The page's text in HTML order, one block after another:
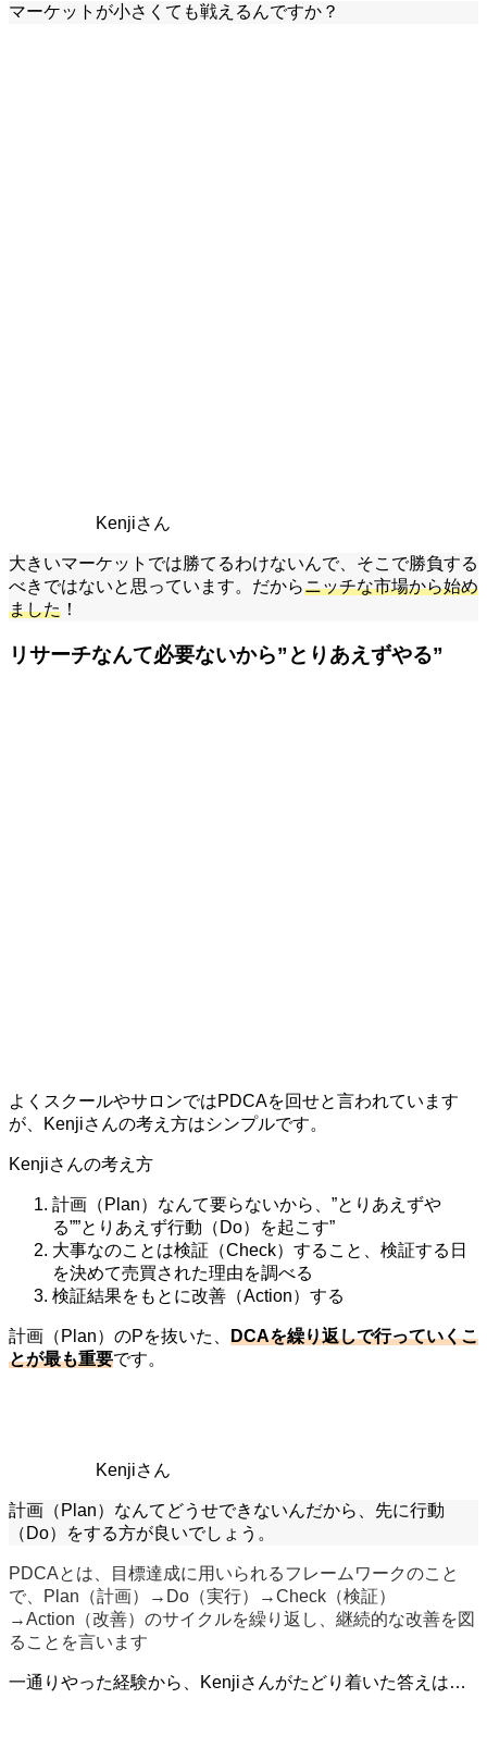
マーケットが小さくても戦えるんですか？
Kenjiさん
大きいマーケットでは勝てるわけないんで、そこで勝負する
べきではないと思っています。だからニッチな市場から始め
ました ！
リサーチなんて必要ないから”とりあえずやる”
よくスクールやサロンではPDCAを回せと言われています
が、Kenjiさんの考え方はシンプルです。
Kenjiさんの考え方
計画（Plan）なんて要らないから、”とりあえずや
る””とりあえず行動（Do）を起こす”
大事なのことは検証（Check）すること、検証する日
を決めて売買された理由を調べる
検証結果をもとに改善（Action）する
計画（Plan）のPを抜いた、 DCAを繰り返しで行っていくこ
とが最も重要です。
Kenjiさん
計画（Plan）なんてどうせできないんだから、先に行動
（Do）をする方が良いでしょう。
PDCAとは、目標達成に用いられるフレームワークのこと
で、Plan（計画）→Do（実行）→Check（検証）
→Action（改善）のサイクルを繰り返し、継続的な改善を図
ることを言います
一通りやった経験から、Kenjiさんがたどり着いた答えは…